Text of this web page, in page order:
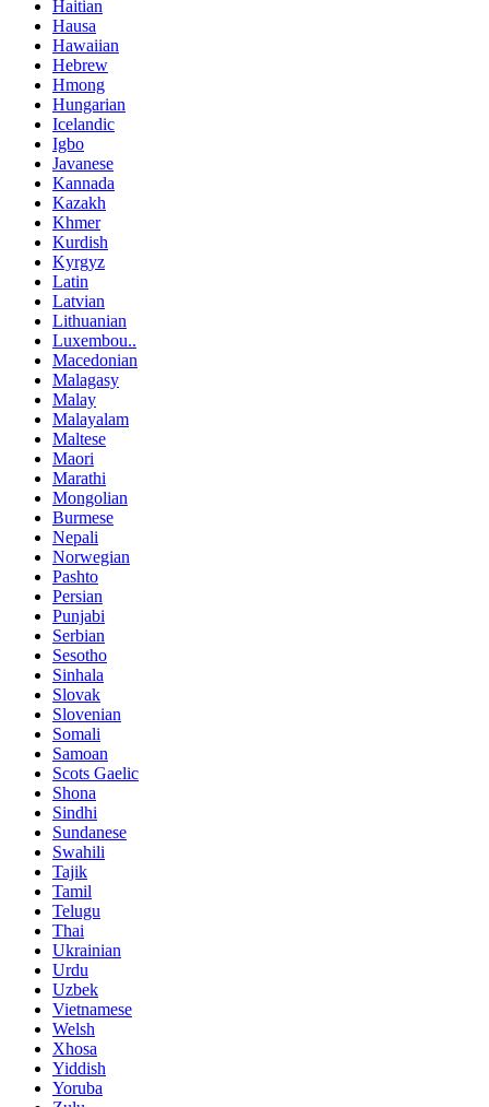
Haitian
Hausa
Hawaiian
Hebrew
Hmong
Hungarian
Icelandic
Igbo
Javanese
Kannada
Kazakh
Khmer
Kurdish
Kyrgyz
Latin
Latvian
Lithuanian
Luxembou..
Macedonian
Malagasy
Malay
Malayalam
Maltese
Maori
Marathi
Mongolian
Burmese
Nepali
Norwegian
Pashto
Persian
Punjabi
Serbian
Sesotho
Sinhala
Slovak
Slovenian
Somali
Samoan
Scots Gaelic
Shona
Sindhi
Sundanese
Swahili
Tajik
Tamil
Telugu
Thai
Ukrainian
Urdu
Uzbek
Vietnamese
Welsh
Xhosa
Yiddish
Yoruba